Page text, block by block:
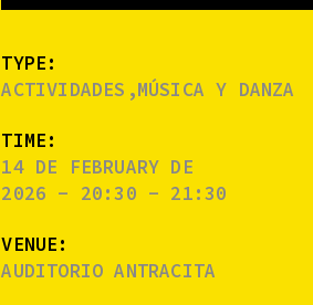
TYPE:
ACTIVIDADES,MÚSICA Y DANZA
TIME:
14 DE FEBRUARY DE
2026 - 20:30 - 21:30
VENUE:
AUDITORIO ANTRACITA